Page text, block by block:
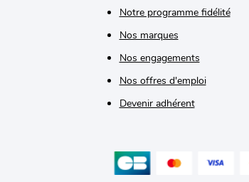
Notre programme fidélité
Nos marques
Nos engagements
Nos offres d'emploi
Devenir adhérent